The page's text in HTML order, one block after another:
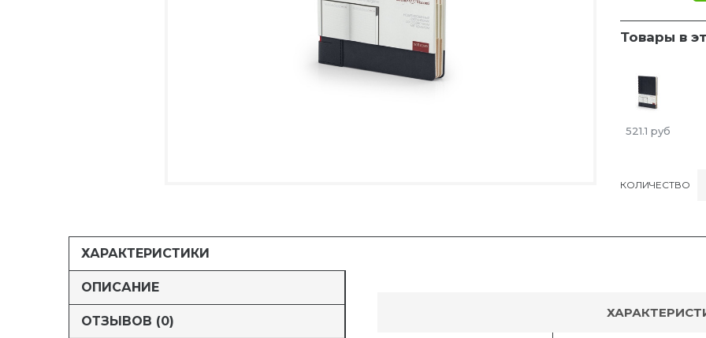
Товары в
521.1 руб
КОЛИЧЕСТВО
ХАРАКТЕРИСТИКИ
ОПИСАНИЕ
ОТЗЫВОВ (0)